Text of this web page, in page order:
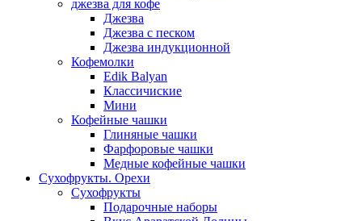
джезва для кофе
Джезва
Джезва с песком
Джезва индукционной
Кофемолки
Edik Balyan
Классичиские
Мини
Кофейные чашки
Глиняные чашки
Фарфоровые чашки
Медные кофейные чашки
Сухофрукты. Орехи
Сухофрукты
Подарочные наборы